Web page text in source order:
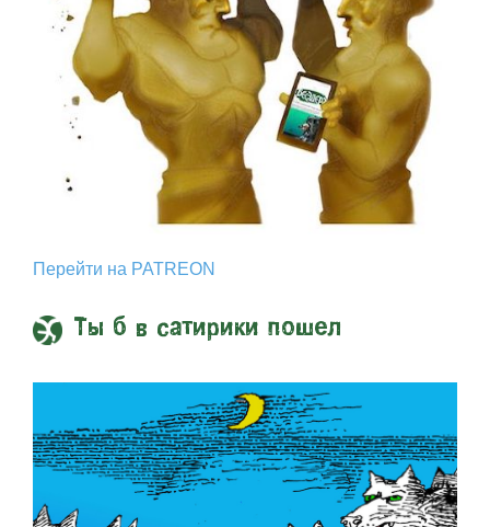
Перейти на PATREON
Ты б в сатирики пошел